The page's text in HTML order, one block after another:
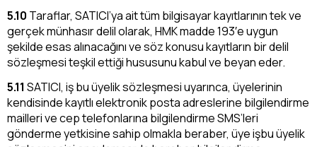
5.10 Taraflar, SATICI’ya ait tüm bilgisayar kayıtlarının tek ve
gerçek münhasır delil olarak, HMK madde 193′e uygun
şekilde esas alınacağını ve söz konusu kayıtların bir delil
sözleşmesi teşkil ettiği hususunu kabul ve beyan eder.
5.11 SATICI, iş bu üyelik sözleşmesi uyarınca, üyelerinin
kendisinde kayıtlı elektronik posta adreslerine bilgilendirme
mailleri ve cep telefonlarına bilgilendirme SMS’leri
gönderme yetkisine sahip olmakla beraber, üye işbu üyelik